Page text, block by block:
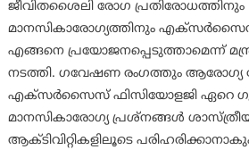
ജീവിതശൈലി രോഗ പ്രതിരോധത്തിനും
മാനസികാരോഗ്യത്തിനും
എങ്ങനെ പ്രയോജനപ്പെടുത്താമെന്ന്
നടത്തി. ഗവേഷണ രംഗത്തും ആരോഗ്യ
എക്സര്‍സൈസ് ഫിസിയോളജി ഏറെ
മാനസികാരോഗ്യ പ്രശ്നങ്ങള്‍
ആക്ടിവിറ്റികളിലൂടെ